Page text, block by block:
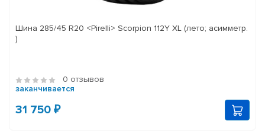
Шина 285/45 R20 <Pirelli> Scorpion 112Y XL (лето; асимметр.
)
0 отзывов
заканчивается
31 750 ₽